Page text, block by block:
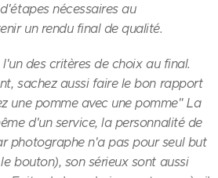
nécessaires au
un rendu final de qualité.
des critères de choix au final.
sachez aussi faire le bon rapport
une pomme avec une pomme" La
d'un service, la personnalité de
photographe n'a pas pour seul but
bouton), son sérieux sont aussi